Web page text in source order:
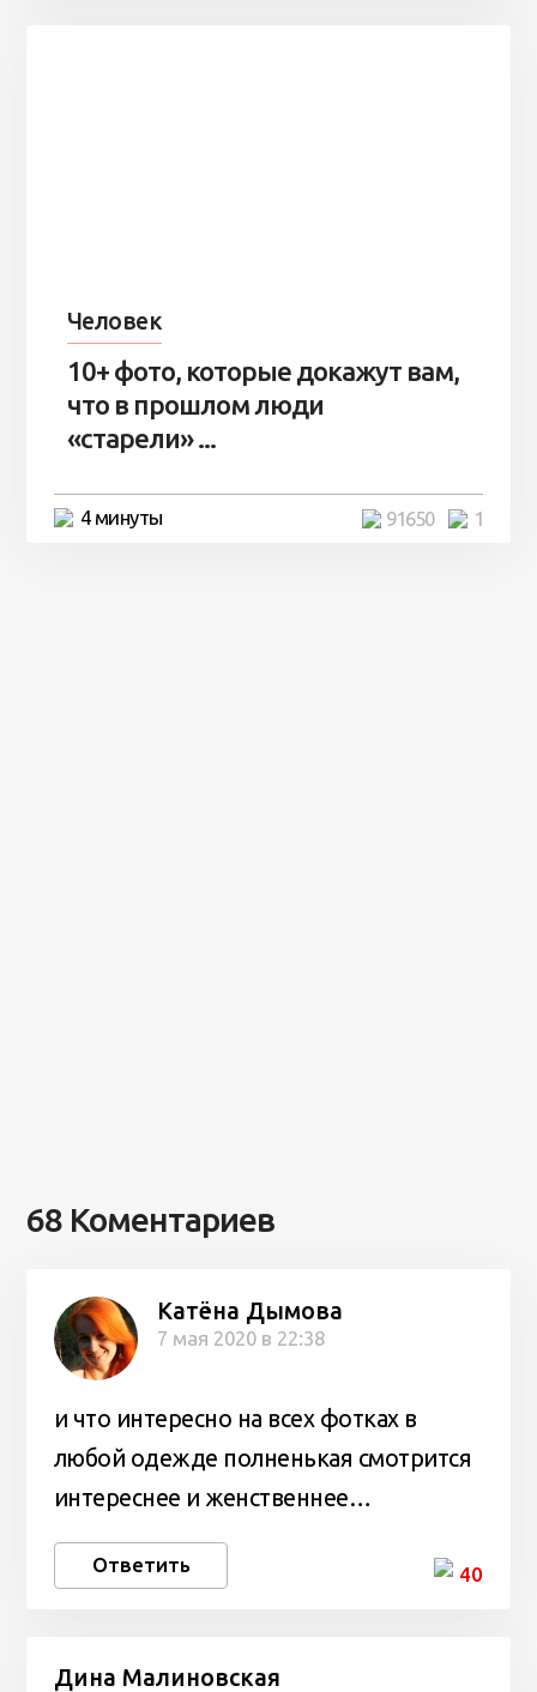
Человек
10+ фото, которые докажут вам,
что в прошлом люди
«старели» ...
4 минуты 1
91650
68 Коментариев
Катёна Дымова
7 мая 2020 в 22:38
и что интересно на всех фотках в
любой одежде полненькая смотрится
интереснее и женственнее…
Ответить 40
Дина Малиновская